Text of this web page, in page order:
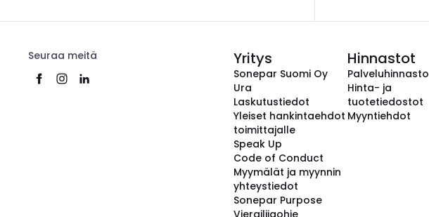
Seuraa meitä Yritys
Sonepar Suomi Oy
Ura
Laskutustiedot
Yleiset hankintaehdot
toimittajalle
Speak Up
Code of Conduct
Myymälät ja myynnin
yhteystiedot
Sonepar Purpose
Vierailijaohje
Hinnastot
Palveluhinnasto
Hinta- ja
tuotetiedostot
Myyntiehdot